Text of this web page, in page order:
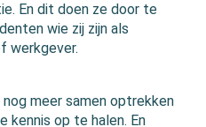
En dit doen ze door te
wie zij zijn als
werkgever.
meer samen optrekken
kennis op te halen. En